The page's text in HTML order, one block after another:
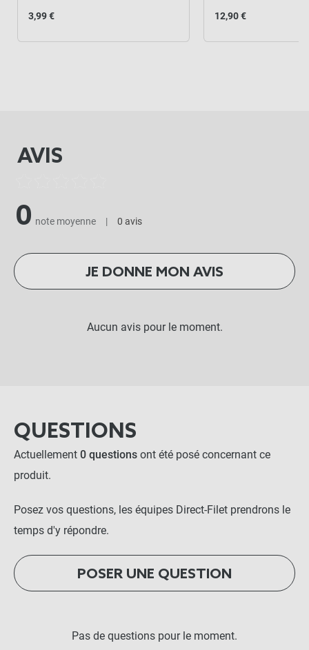
3,99 € 12,90 €
AVIS
0 note moyenne | 0 avis
JE DONNE MON AVIS
Aucun avis pour le moment.
QUESTIONS
Actuellement 0 questions ont été posé concernant ce
produit.
Posez vos questions, les équipes Direct-Filet prendrons le
temps d'y répondre.
POSER UNE QUESTION
Pas de questions pour le moment.